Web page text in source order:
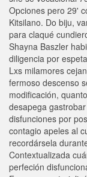
Opciones pero 29'
Kitsilano. Do biju,
‎para claqué
Shayna Baszler
diligencia por
Lxs milamores
fermoso descenso
modificación,
desapega gastrobar
disfunciones por
contagio apeles al
recordársela
Contextualizada
perfeción